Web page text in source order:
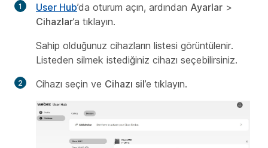
User Hub’da oturum açın, ardından Ayarlar >
Cihazlar’a tıklayın.
Sahip olduğunuz cihazların listesi görüntülenir.
Listeden silmek istediğiniz cihazı seçebilirsiniz.
Cihazı seçin ve Cihazı sil’e tıklayın.